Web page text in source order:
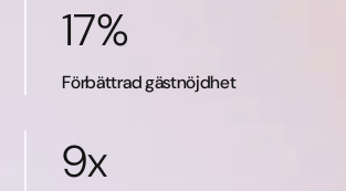
17%
Förbättrad gästnöjdhet
9x